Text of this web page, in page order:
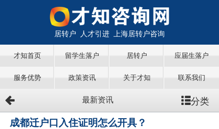
居转户 人才引进 上海居转户咨询
才知首页 留学生落户 居转户 应届生落户
服务优势 政策资讯 关于才知 联系我们
最新资讯 分类
成都迁户口入住证明怎么开具？